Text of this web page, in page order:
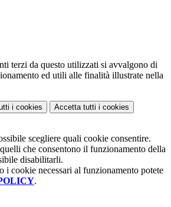
terzi da questo utilizzati si avvalgono di
ed utili alle finalità illustrate nella
i cookies Accetta tutti i cookies
scegliere quali cookie consentire.
che consentono il funzionamento della
disabilitarli.
i cookie necessari al funzionamento potete
.